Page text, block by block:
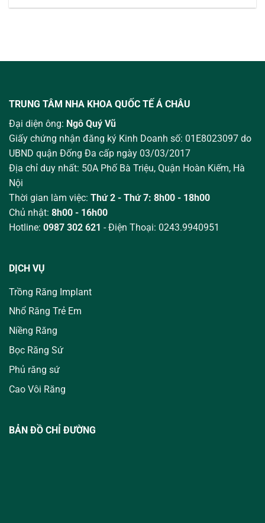
TRUNG TÂM NHA KHOA QUỐC TẾ Á CHÂU
Đại diện ông: Ngô Quý Vũ
Giấy chứng nhận đăng ký Kinh Doanh số: 01E8023097 do
UBND quận Đống Đa cấp ngày 03/03/2017
Địa chỉ duy nhất: 50A Phố Bà Triệu, Quận Hoàn Kiếm, Hà
Nội
Thời gian làm việc: Thứ 2 - Thứ 7: 8h00 - 18h00
Chủ nhật: 8h00 - 16h00
Hotline: 0987 302 621 - Điện Thoại: 0243.9940951
DỊCH VỤ
Trồng Răng Implant
Nhổ Răng Trẻ Em
Niềng Răng
Bọc Răng Sứ
Phủ răng sứ
Cao Vôi Răng
BẢN ĐỒ CHỈ ĐƯỜNG